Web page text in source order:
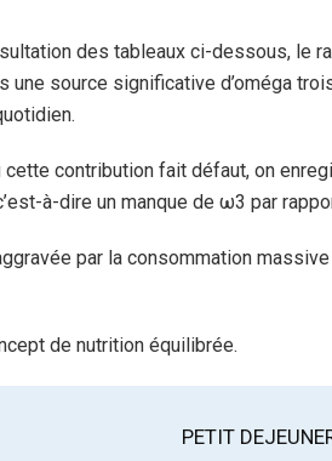
des tableaux ci-dessous, le
une source significative d’oméga
cette contribution fait défaut, on
à-dire un manque de ω3 par
par la consommation
de nutrition équilibrée.
PETIT